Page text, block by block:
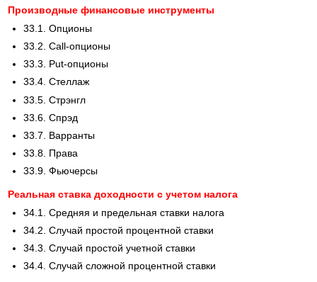
Производные финансовые инструменты
33.1. Опционы
33.2. Call-опционы
33.3. Put-опционы
33.4. Стеллаж
33.5. Стрэнгл
33.6. Спрэд
33.7. Варранты
33.8. Права
33.9. Фьючерсы
Реальная ставка доходности с учетом налога
34.1. Средняя и предельная ставки налога
34.2. Случай простой процентной ставки
34.3. Случай простой учетной ставки
34.4. Случай сложной процентной ставки